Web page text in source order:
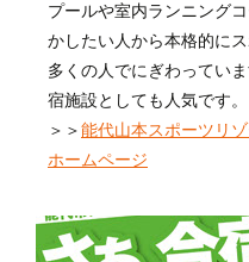
プールや室内ランニング
かしたい人から本格的に
多くの人でにぎわってい
宿施設としても人気です。
＞＞能代山本スポーツリ
ホームページ